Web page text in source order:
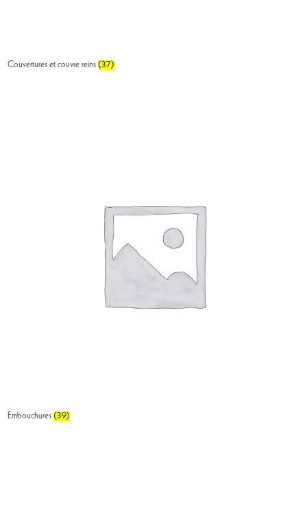
Couvertures et couvre reins (37)
Embouchures (39)